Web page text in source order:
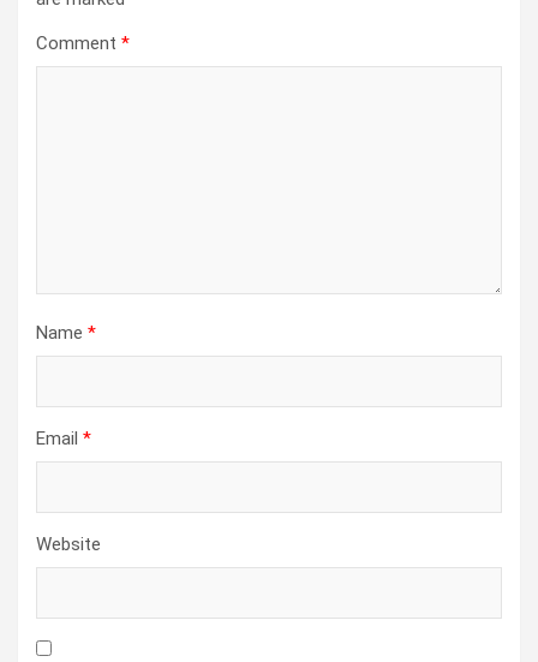
Comment *
Name *
Email *
Website